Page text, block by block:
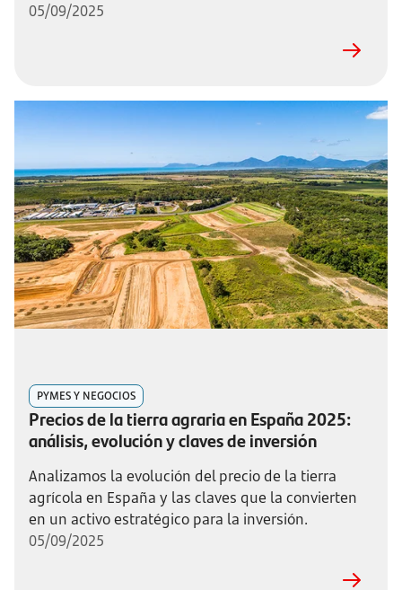
05/09/2025
PYMES Y NEGOCIOS
Precios de la tierra agraria en España 2025:
análisis, evolución y claves de inversión
Analizamos la evolución del precio de la tierra
agrícola en España y las claves que la convierten
en un activo estratégico para la inversión.
05/09/2025